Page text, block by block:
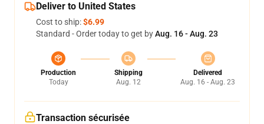
Deliver to United States
Cost to ship:$6.99
Standard - Order today to get byAug. 16 - Aug. 23
Production
Today
Shipping
Aug. 12
Delivered
Aug. 16 - Aug. 23
Transaction sécurisée